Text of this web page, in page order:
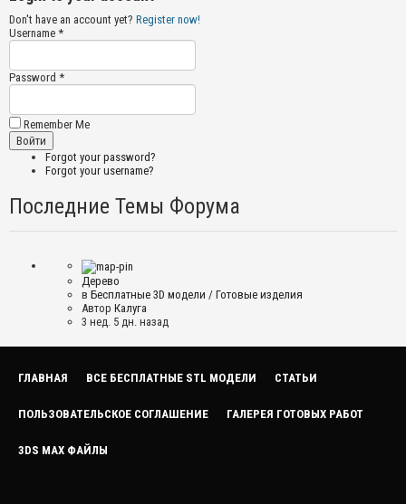
Don't have an account yet? Register now!
Username *
Password *
Remember Me
Forgot your password?
Forgot your username?
Последние Темы Форума
Дерево
в Бесплатные 3D модели / Готовые изделия
Автор Калуга
3 нед. 5 дн. назад
ГЛАВНАЯ ВСЕ БЕСПЛАТНЫЕ STL МОДЕЛИ СТАТЬИ
ПОЛЬЗОВАТЕЛЬСКОЕ СОГЛАШЕНИЕ ГАЛЕРЕЯ ГОТОВЫХ РАБОТ
3DS MAX ФАЙЛЫ